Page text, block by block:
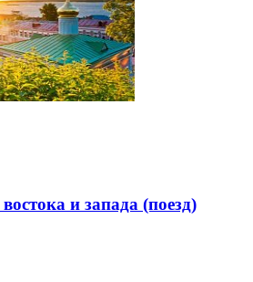
и запада (поезд)